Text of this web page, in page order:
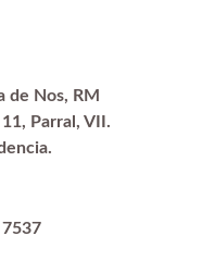
de Nos, RM
Parral, VII.